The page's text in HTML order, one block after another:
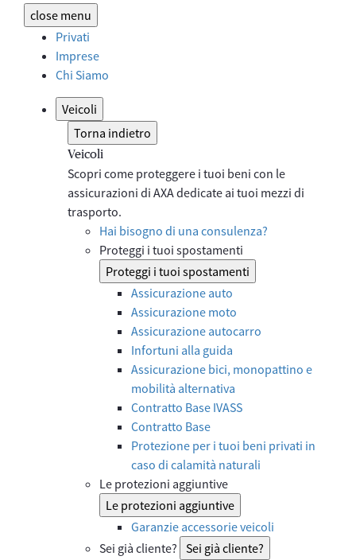
close menu
Privati
Imprese
Chi Siamo
Veicoli
Torna indietro
Veicoli
Scopri come proteggere i tuoi beni con le
assicurazioni di AXA dedicate ai tuoi mezzi di
trasporto.
Hai bisogno di una consulenza?
Proteggi i tuoi spostamenti
Proteggi i tuoi spostamenti
Assicurazione auto
Assicurazione moto
Assicurazione autocarro
Infortuni alla guida
Assicurazione bici, monopattino e
mobilità alternativa
Contratto Base IVASS
Contratto Base
Protezione per i tuoi beni privati in
caso di calamità naturali
Le protezioni aggiuntive
Le protezioni aggiuntive
Garanzie accessorie veicoli
Sei già cliente? Sei già cliente?